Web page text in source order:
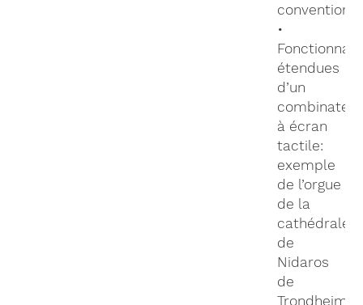
•
étendues
d’un
combinateur
à écran
tactile:
exemple
de l’orgue
de la
cathédrale
de
Nidaros
de
Trondheim